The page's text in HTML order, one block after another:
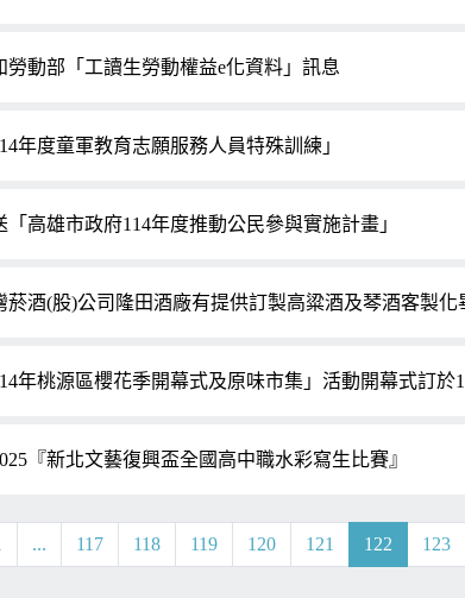
勞動部「工讀生勞動權益e化資料」訊息
年度童軍教育志願服務人員特殊訓練」
「高雄市政府114年度推動公民參與實施計畫」
菸酒(股)公司隆田酒廠有提供訂製高粱酒及琴酒客製
年桃源區櫻花季開幕式及原味市集」活動開幕式訂於
『新北文藝復興盃全國高中職水彩寫生比賽』
... 117 118 119 120 121 122 123